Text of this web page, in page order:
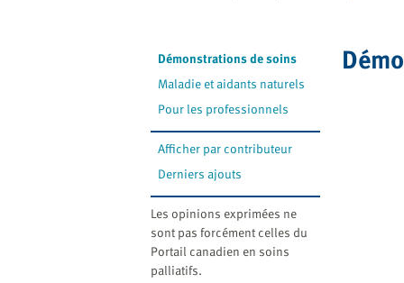
Démonstrations de soins
Maladie et aidants naturels
Pour les professionnels
Afficher par contributeur
Derniers ajouts
Les opinions exprimées ne
sont pas forcément celles du
Portail canadien en soins
palliatifs.